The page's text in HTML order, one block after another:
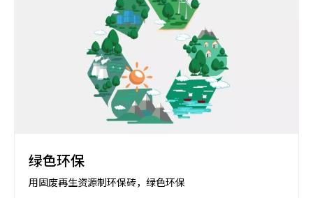
绿色环保
用固废再生资源制环保砖，绿色环保